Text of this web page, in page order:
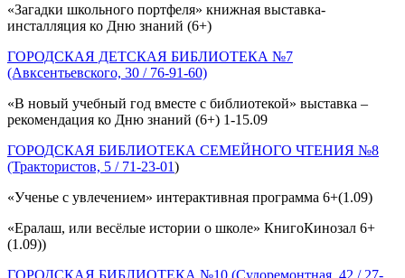
«Загадки школьного портфеля» книжная выставка-
инсталляция ко Дню знаний (6+)
ГОРОДСКАЯ ДЕТСКАЯ БИБЛИОТЕКА №7
(Авксентьевского, 30 / 76-91-60)
«В новый учебный год вместе с библиотекой» выставка –
рекомендация ко Дню знаний (6+) 1-15.09
ГОРОДСКАЯ БИБЛИОТЕКА СЕМЕЙНОГО ЧТЕНИЯ №8
(Трактористов, 5 / 71-23-01)
«Ученье с увлечением» интерактивная программа 6+(1.09)
«Ералаш, или весёлые истории о школе» КнигоКинозал 6+
(1.09))
ГОРОДСКАЯ БИБЛИОТЕКА №10 (Судоремонтная, 42 / 27-